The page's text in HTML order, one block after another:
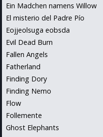
Ein Madchen namens Willow
El misterio del Padre Pío
Eojjeolsuga eobsda
Evil Dead Burn
Fallen Angels
Fatherland
Finding Dory
Finding Nemo
Flow
Follemente
Ghost Elephants